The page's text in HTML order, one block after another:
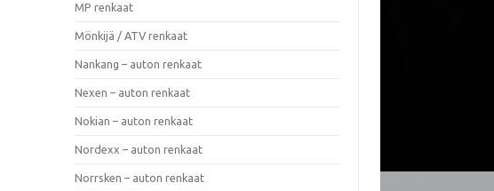
MP renkaat
Mönkijä / ATV renkaat
Nankang – auton renkaat
Nexen – auton renkaat
Nokian – auton renkaat
Nordexx – auton renkaat
Norrsken – auton renkaat